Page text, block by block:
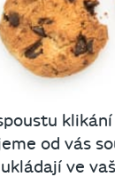
klikání
od vás
ve